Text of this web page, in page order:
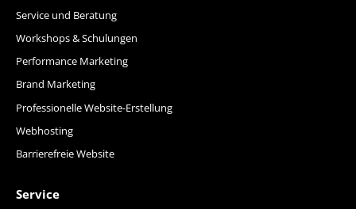
Service und Beratung
Workshops & Schulungen
Performance Marketing
Brand Marketing
Professionelle Website-Erstellung
Webhosting
Barrierefreie Website
Service